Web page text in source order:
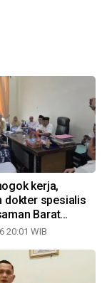
kerja,
dokter spesialis
Barat
Kamis
20:01 WIB